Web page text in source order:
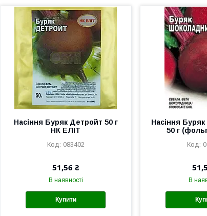
Насіння Буряк Детройт 50 г
НК ЕЛІТ
083402
51,56 ₴
В наявності
Купити
Насіння
50 г
В